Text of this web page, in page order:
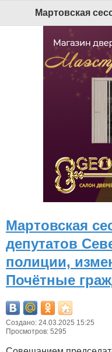
Мартовская
депутатов
полиции,
Почётные
Создано: 24.03.2025 15:25
Просмотров: 5295